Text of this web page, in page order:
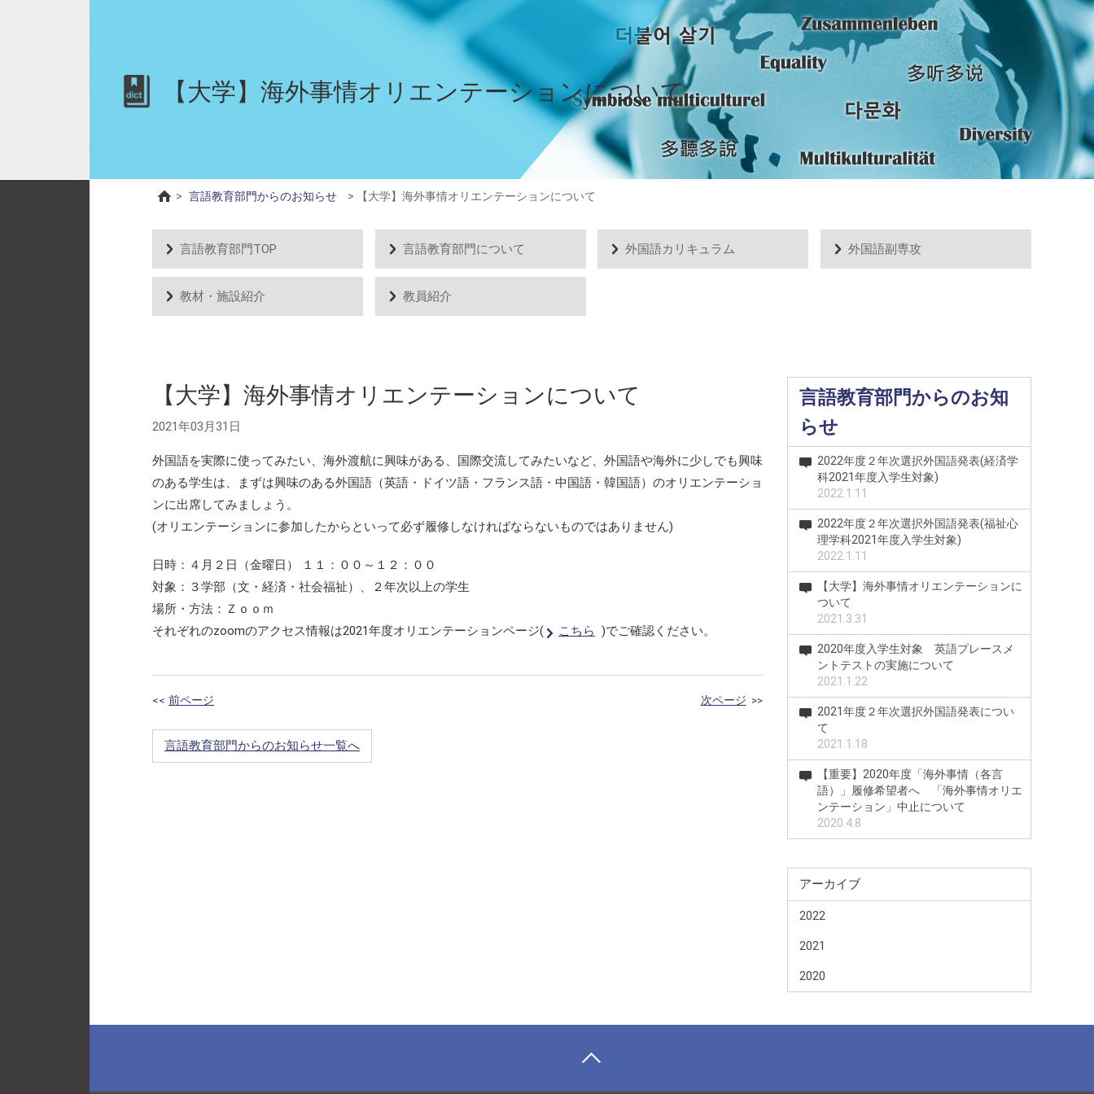
【大学】海外事情オリエンテーションについて
> 言語教育部門からのお知らせ > 【大学】海外事情オリエンテーションについて
言語教育部門TOP 言語教育部門について 外国語カリキュラム 外国語副専攻
教材・施設紹介 教員紹介
【大学】海外事情オリエンテーションについて
2021年03月31日
外国語を実際に使ってみたい、海外渡航に興味がある、国際交流してみたいなど、外国語や海外に少しでも興味
のある学生は、まずは興味のある外国語（英語・ドイツ語・フランス語・中国語・韓国語）のオリエンテーショ
ンに出席してみましょう。
(オリエンテーションに参加したからといって必ず履修しなければならないものではありません)
日時：４月２日（金曜日） １１：００～１２：００
対象：３学部（文・経済・社会福祉）、２年次以上の学生
場所・方法：Ｚｏｏｍ
それぞれのzoomのアクセス情報は2021年度オリエンテーションページ(
こちら )でご確認ください。
<< 前ページ 次ページ >>
言語教育部門からのお知らせ一覧へ
言語教育部門からのお知
らせ
2022年度２年次選択外国語発表(経済学
科2021年度入学生対象)
2022.1.11
2022年度２年次選択外国語発表(福祉心
理学科2021年度入学生対象)
2022.1.11
【大学】海外事情オリエンテーションに
ついて
2021.3.31
2020年度入学生対象 英語プレースメ
ントテストの実施について
2021.1.22
2021年度２年次選択外国語発表につい
て
2021.1.18
【重要】2020年度「海外事情（各言
語）」履修希望者へ 「海外事情オリエ
ンテーション」中止について
2020.4.8
アーカイブ
2022
2021
2020